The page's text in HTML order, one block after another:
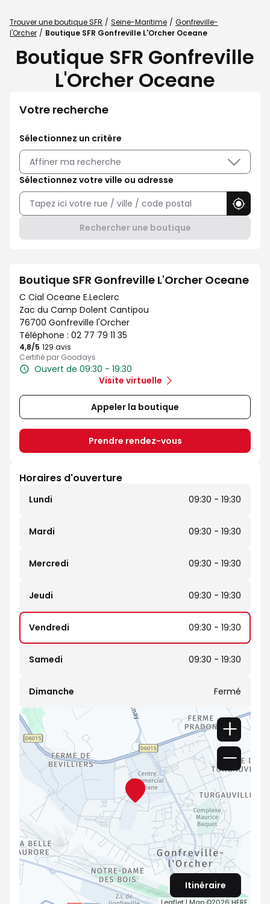
Trouver une boutique SFR Seine-Maritime
Gonfreville-
l'Orcher
Boutique SFR Gonfreville L'Orcher Oceane
Boutique SFR Gonfreville
L'Orcher Oceane
Votre recherche
Sélectionnez un critère
Affiner ma recherche
Sélectionnez votre ville ou adresse
Rechercher une boutique
Boutique SFR Gonfreville L'Orcher Oceane
C Cial Oceane E.Leclerc
Zac du Camp Dolent Cantipou
76700 Gonfreville l'Orcher
Téléphone : 02 77 79 11 35
4,8/5 Note de 4.8 sur 5
129 avis
Certifié par Goodays
Ouvert de 09:30 - 19:30
Visite virtuelle
Appeler la boutique
Prendre rendez-vous
Horaires d'ouverture
Lundi 09:30 - 19:30
Mardi 09:30 - 19:30
Mercredi 09:30 - 19:30
Jeudi 09:30 - 19:30
Vendredi 09:30 - 19:30
Samedi 09:30 - 19:30
Dimanche Fermé
Itinéraire